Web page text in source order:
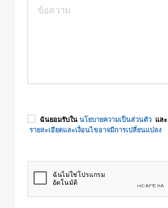
ฉันยอมรับใน นโยบายความเป็นส่วนตัว และ
รายละเอียดและเงื่อนไขอาจมีการเปลี่ยนแปลง